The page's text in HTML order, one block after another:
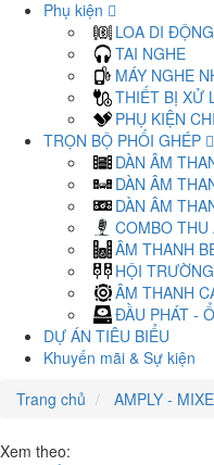
Phụ kiện
LOA DI
TAI NGHE
MÁY NGHE
THIẾT BỊ XỬ
PHỤ KIỆN
TRỌN BỘ PHỐI GHÉP
DÀN ÂM
DÀN ÂM
DÀN ÂM
COMBO THU
ÂM THANH
HỘI
ÂM THANH
ĐẦU PHÁT -
DỰ ÁN TIÊU BIỂU
Khuyến mãi & Sự kiện
Trang chủ
AMPLY -
Xem theo: